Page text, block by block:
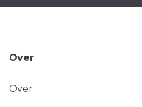
Over
Over